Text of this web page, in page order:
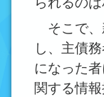
そこで、
し、主債
になった
関する情